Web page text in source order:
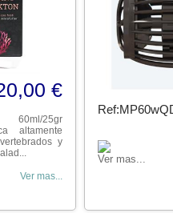
€
25gr
altamente
y
Ver mas...
Ver mas...